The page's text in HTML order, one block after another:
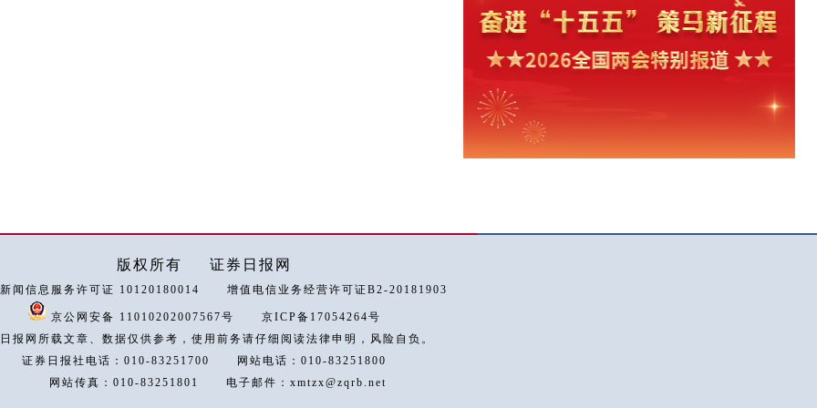
版权所有 证券日报网
闻信息服务许可证 10120180014 增值电信业务经营许可证B2-20181903
京公网安备 11010202007567号
京ICP备17054264号
报网所载文章、数据仅供参考，使用前务请仔细阅读法律申明，风险自负。
证券日报社电话：010-83251700
网站电话：010-83251800
网站传真：010-83251801
电子邮件：xmtzx@zqrb.net